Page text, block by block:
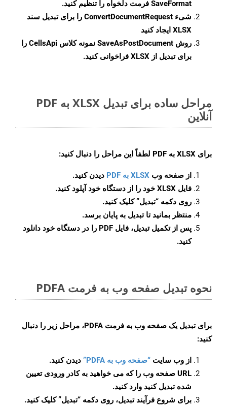
SaveFormat فرمت دلخواه را تنظیم کنید.
شیء ConvertDocumentRequest را برای تبدیل سند
XLSX ایجاد کنید
روش SaveAsPostDocument
نمونه کلاس CellsApi را
برای تبدیل از XLSX فراخوانی کنید.
مراحل ساده برای تبدیل XLSX به PDF
آنلاین
برای XLSX به PDF لطفاً این مراحل را دنبال کنید:
از صفحه وب XLSX به PDF
دیدن کنید.
فایل XLSX خود را از دستگاه خود آپلود کنید.
روی دکمه “تبدیل”کلیک کنید.
منتظر بمانید تا تبدیل به پایان برسد.
پس از تکمیل تبدیل، فایل PDF را در دستگاه خود دانلود
کنید.
نحوه تبدیل صفحه وب به فرمت PDFA
برای تبدیل یک صفحه وب به فرمت PDFA، مراحل زیر را دنبال
کنید:
از وب سایت “صفحه وب به PDFA”
دیدن کنید.
URL صفحه وب را که می خواهید به کادر ورودی تعیین
شده تبدیل کنید وارد کنید.
برای شروع فرآیند تبدیل، روی دکمه “تبدیل” کلیک کنید.